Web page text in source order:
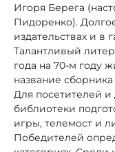
Игоря Берега
Пидоренко).
издательствах и в
Талантливый
года на 70-м году
название
Для посетителей и
библиотеки
игры, телемост и
Победителей